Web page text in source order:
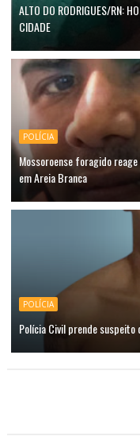
ALTO DO RODRIGUES/RN:
CIDADE
POLÍCIA
Mossoroense foragido
em Areia Branca
POLÍCIA
Polícia Civil prende